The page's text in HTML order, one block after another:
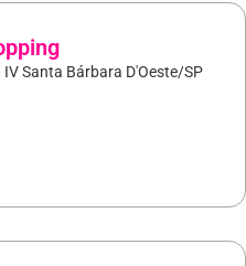
Santa Bárbara D'Oeste/SP